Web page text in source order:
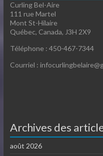
Curling Bel-Aire
111 rue Martel
Mont St-Hilaire
Québec, Canada, J3H 2X9
Téléphone : 450-467-7344
Courriel :
Archives des
août 2026